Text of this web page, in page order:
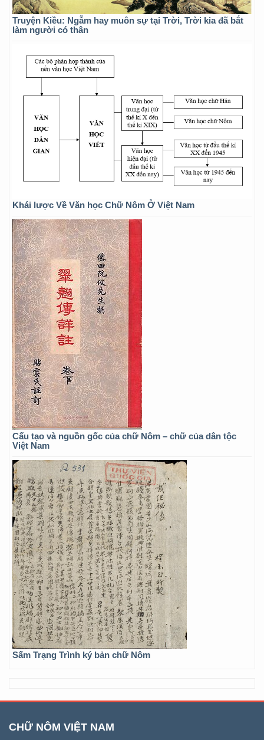
Truyện Kiều: Ngẫm hay muôn sự tại Trời, Trời kia đã bắt
làm người có thân
Khái lược Về Văn học Chữ Nôm Ở Việt Nam
Cấu tạo và nguồn gốc của chữ Nôm – chữ của dân tộc
Việt Nam
Sấm Trạng Trình ký bản chữ Nôm
CHỮ NÔM VIỆT NAM